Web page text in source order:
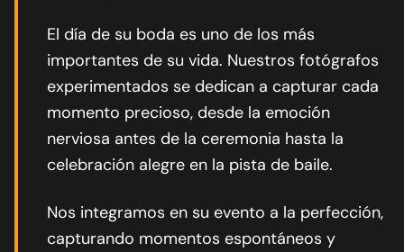
El día de su boda es uno de los más
importantes de su vida. Nuestros fotógrafos
experimentados se dedican a capturar cada
momento precioso, desde la emoción
nerviosa antes de la ceremonia hasta la
celebración alegre en la pista de baile.
Nos integramos en su evento a la perfección,
capturando momentos espontáneos y